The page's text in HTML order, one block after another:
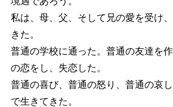
私は、母、父、そして兄の愛を受け
きた。
普通の学校に通った。普通の友達を
の恋をし、失恋した。
普通の喜び、普通の怒り、普通の哀
で生きてきた。